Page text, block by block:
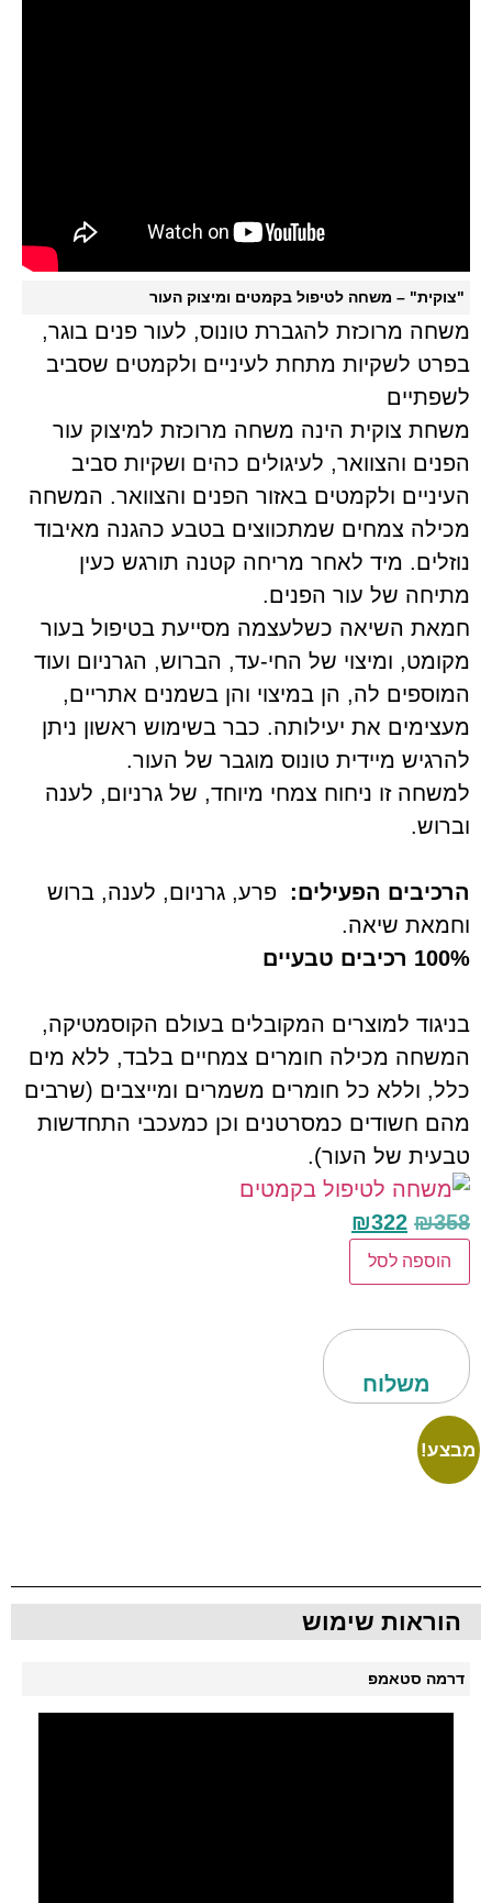
"צוקית" – משחה לטיפול בקמטים ומיצוק העור
משחה מרוכזת להגברת טונוס, לעור פנים בוגר,
בפרט לשקיות מתחת לעיניים ולקמטים שסביב
לשפתיים
משחת צוקית הינה משחה מרוכזת למיצוק עור
הפנים והצוואר, לעיגולים כהים ושקיות סביב
העיניים ולקמטים באזור הפנים והצוואר. המשחה
מכילה צמחים שמתכווצים בטבע כהגנה מאיבוד
נוזלים. מיד לאחר מריחה קטנה תורגש כעין
מתיחה של עור הפנים.
חמאת השיאה כשלעצמה מסייעת בטיפול בעור
מקומט, ומיצוי של החי-עד, הברוש, הגרניום ועוד
המוספים לה, הן במיצוי והן בשמנים אתריים,
מעצימים את יעילותה. כבר בשימוש ראשון ניתן
להרגיש מיידית טונוס מוגבר של העור.
למשחה זו ניחוח צמחי מיוחד, של גרניום, לענה
וברוש.
הרכיבים הפעילים:
פרע, גרניום, לענה, ברוש
וחמאת שיאה.
100% רכיבים טבעיים
בניגוד למוצרים המקובלים בעולם הקוסמטיקה,
המשחה מכילה חומרים צמחיים בלבד, ללא מים
כלל, וללא כל חומרים משמרים ומייצבים (שרבים
מהם חשודים כמסרטנים וכן כמעכבי התחדשות
טבעית של העור).
₪358
₪322
הוספה לסל
משלוח
מבצע!
הוראות שימוש
דרמה סטאמפ